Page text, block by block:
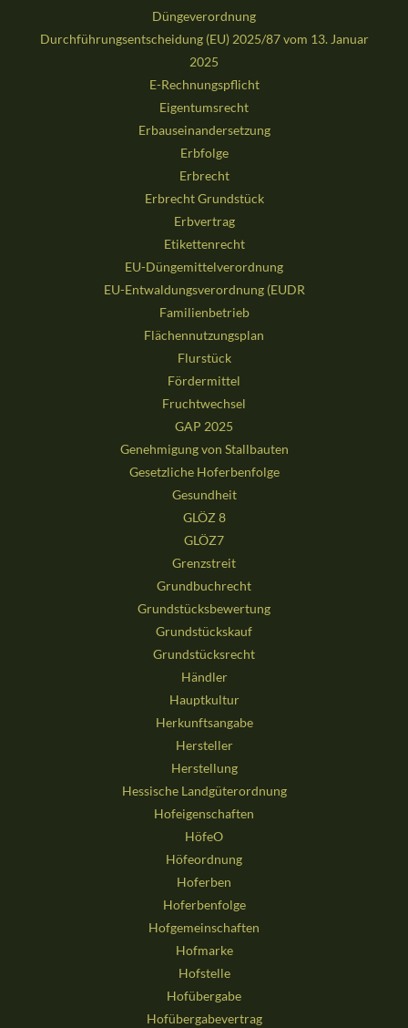
Düngeverordnung
Durchführungsentscheidung (EU) 2025/87 vom 13. Januar
2025
E-Rechnungspflicht
Eigentumsrecht
Erbauseinandersetzung
Erbfolge
Erbrecht
Erbrecht Grundstück
Erbvertrag
Etikettenrecht
EU-Düngemittelverordnung
EU-Entwaldungsverordnung (EUDR
Familienbetrieb
Flächennutzungsplan
Flurstück
Fördermittel
Fruchtwechsel
GAP 2025
Genehmigung von Stallbauten
Gesetzliche Hoferbenfolge
Gesundheit
GLÖZ 8
GLÖZ7
Grenzstreit
Grundbuchrecht
Grundstücksbewertung
Grundstückskauf
Grundstücksrecht
Händler
Hauptkultur
Herkunftsangabe
Hersteller
Herstellung
Hessische Landgüterordnung
Hofeigenschaften
HöfeO
Höfeordnung
Hoferben
Hoferbenfolge
Hofgemeinschaften
Hofmarke
Hofstelle
Hofübergabe
Hofübergabevertrag